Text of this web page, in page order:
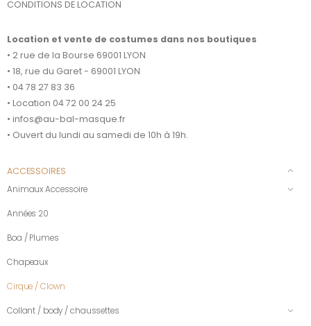
CONDITIONS DE LOCATION
Location et vente de costumes dans nos boutiques
• 2 rue de la Bourse 69001 LYON
• 18, rue du Garet - 69001 LYON
• 04 78 27 83 36
• Location 04 72 00 24 25
• infos@au-bal-masque.fr
• Ouvert du lundi au samedi de 10h à 19h.
ACCESSOIRES
Animaux Accessoire
Années 20
Boa / Plumes
Chapeaux
Cirque / Clown
Collant / body / chaussettes